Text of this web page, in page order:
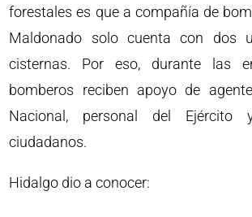
forestales es que a compañía de
Maldonado solo cuenta con dos
cisternas. Por eso, durante las
bomberos reciben apoyo de
Nacional, personal del
ciudadanos.
Hidalgo dio a conocer: